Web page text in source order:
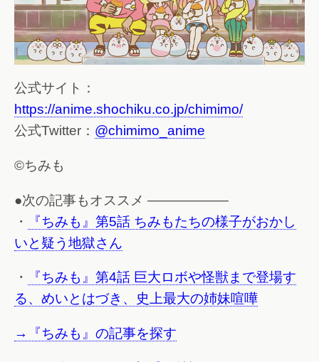
公式サイト：
https://anime.shochiku.co.jp/chimimo/
公式Twitter： @chimimo_anime
©ちみも
●次の記事もオススメ ——————
・
『ちみも』第5話 ちみもたちの様子がおかし
いと疑う地獄さん
・
『ちみも』第4話 巨大ロボや怪獣まで登場す
る、めいとはづき、史上最大の姉妹喧嘩
→『ちみも』の記事を探す